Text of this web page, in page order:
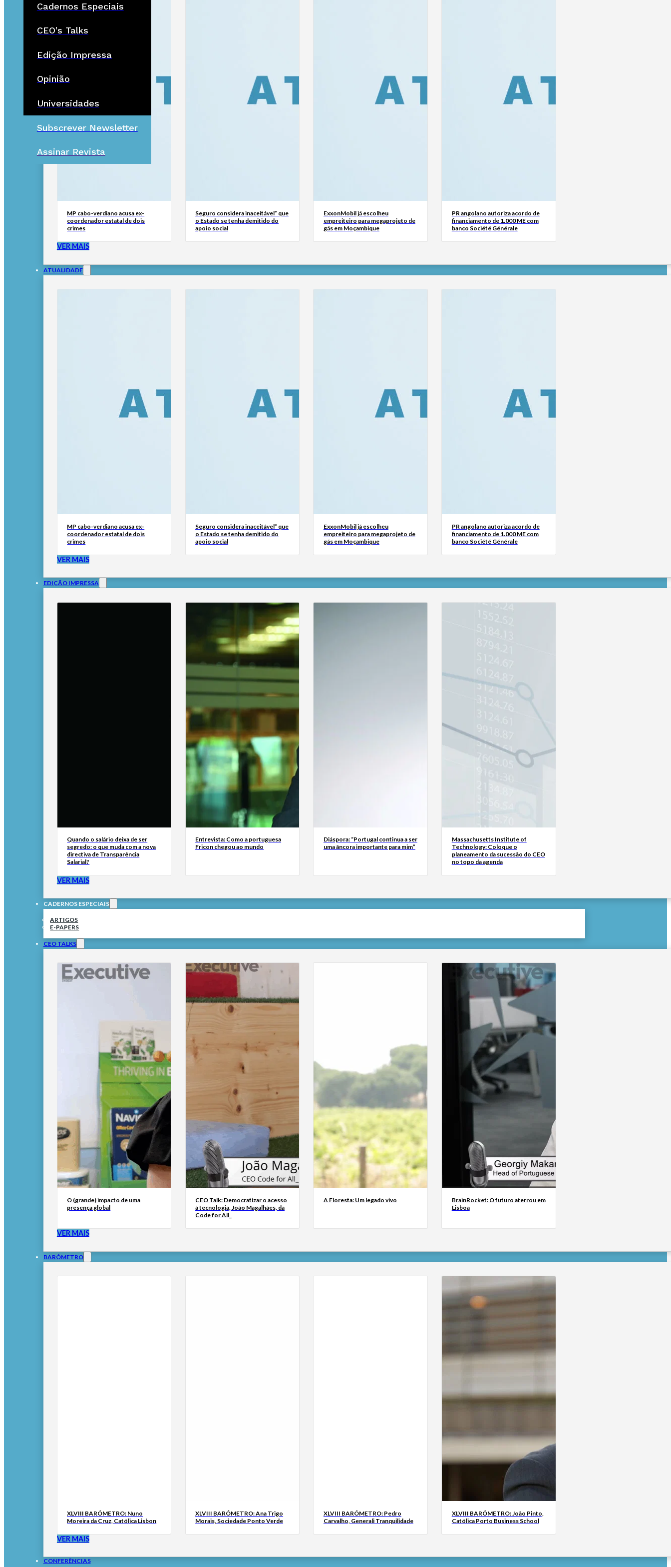
Cadernos Especiais
CEO's Talks
Edição Impressa
Opinião
Universidades
Subscrever Newsletter
Assinar Revista
MP cabo-verdiano acusa ex-
coordenador estatal de dois
crimes
Seguro considera inaceitável” que
o Estado se tenha demitido do
apoio social
ExxonMobil já escolheu
empreiteiro para megaprojeto de
gás em Moçambique
PR angolano autoriza acordo de
financiamento de 1.000 ME com
banco Société Générale
VER MAIS
ATUALIDADE
MP cabo-verdiano acusa ex-
coordenador estatal de dois
crimes
Seguro considera inaceitável” que
o Estado se tenha demitido do
apoio social
ExxonMobil já escolheu
empreiteiro para megaprojeto de
gás em Moçambique
PR angolano autoriza acordo de
financiamento de 1.000 ME com
banco Société Générale
VER MAIS
EDIÇÃO IMPRESSA
Quando o salário deixa de ser
segredo: o que muda com a nova
directiva de Transparência
Salarial?
Entrevista: Como a portuguesa
Fricon chegou ao mundo
Diáspora: “Portugal continua a ser
uma âncora importante para mim”
Massachusetts Institute of
Technology: Coloque o
planeamento da sucessão do CEO
no topo da agenda
VER MAIS
CADERNOS ESPECIAIS
ARTIGOS
E-PAPERS
CEO TALKS
O (grande) impacto de uma
presença global
CEO Talk: Democratizar o acesso
à tecnologia, João Magalhães, da
Code for All_
A Floresta: Um legado vivo
BrainRocket: O futuro aterrou em
Lisboa
VER MAIS
BARÓMETRO
XLVIII BARÓMETRO: Nuno
Moreira da Cruz, Católica Lisbon
XLVIII BARÓMETRO: Ana Trigo
Morais, Sociedade Ponto Verde
XLVIII BARÓMETRO: Pedro
Carvalho, Generali Tranquilidade
XLVIII BARÓMETRO: João Pinto,
Católica Porto Business School
VER MAIS
CONFERÊNCIAS